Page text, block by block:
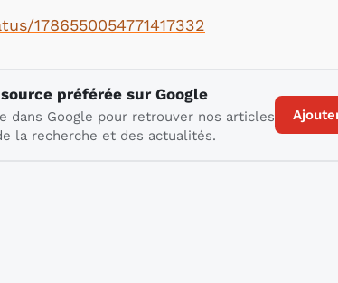
1786550054771417332
préférée sur Google
dans Google pour retrouver nos articles
la recherche et des actualités.